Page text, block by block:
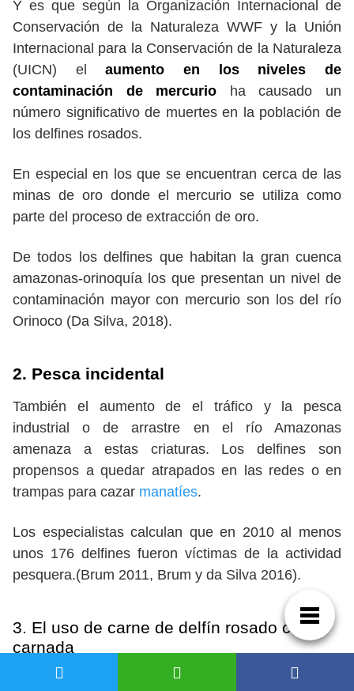
Y es que según la Organización Internacional de
Conservación de la Naturaleza WWF y la Unión
Internacional para la Conservación de la Naturaleza
(UICN) elaumento en los niveles de
contaminación de mercurio ha causado un
número significativo de muertes en la población de
los delfines rosados.
En especial en los que se encuentran cerca de las
minas de oro donde el mercurio se utiliza como
parte del proceso de extracción de oro.
De todos los delfines que habitan la gran cuenca
amazonas-orinoquía los que presentan un nivel de
contaminación mayor con mercurio son los del río
Orinoco (Da Silva, 2018).
2. Pesca incidental
También el aumento de el tráfico y la pesca
industrial o de arrastre en el río Amazonas
amenaza a estas criaturas. Los delfines son
propensos a quedar atrapados en las redes o en
trampas para cazar manatíes.
Los especialistas calculan que en 2010 al menos
unos 176 delfines fueron víctimas de la actividad
pesquera.(Brum 2011, Brum y da Silva 2016).
3. El uso de carne de delfín rosado como
carnada
Vera M.F. da Silva del Instituto de Pesquisas da